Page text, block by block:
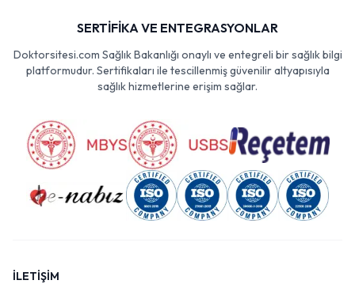
SERTİFİKA VE ENTEGRASYONLAR
Doktorsitesi.com Sağlık Bakanlığı onaylı ve entegreli bir sağlık bilgi
platformudur. Sertifikaları ile tescillenmiş güvenilir altyapısıyla
sağlık hizmetlerine erişim sağlar.
İLETİŞİM